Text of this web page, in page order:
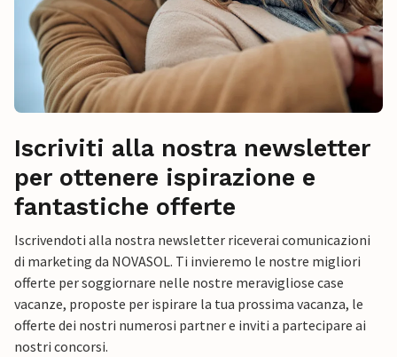
Iscriviti alla nostra newsletter
per ottenere ispirazione e
fantastiche offerte
Iscrivendoti alla nostra newsletter riceverai comunicazioni
di marketing da NOVASOL. Ti invieremo le nostre migliori
offerte per soggiornare nelle nostre meravigliose case
vacanze, proposte per ispirare la tua prossima vacanza, le
offerte dei nostri numerosi partner e inviti a partecipare ai
nostri concorsi.